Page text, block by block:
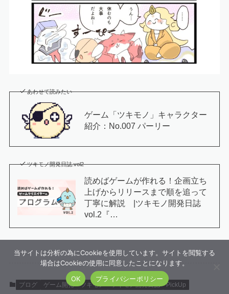
あわせて読みたい
ゲーム「ツキモノ」キャラクター
紹介：No.007 パーリー
ツキモノ開発日誌.vol2
読めばゲームが作れる！企画立ち
上げからリリースまで順を追って
丁寧に解説 |ツキモノ開発日誌
vol.2『…
ブログ ゲーム開発 ツキモノ ツキモノ開発日誌 PickUp
当サイトは分析の為にCookieを使用しています。サイトを閲覧する
場合はCookieの使用に同意したことになります。
OK
プライバシーポリシー